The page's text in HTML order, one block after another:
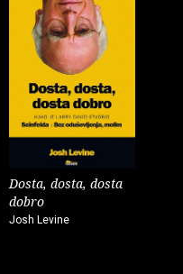
Dosta, dosta, dosta
dobro
Josh Levine